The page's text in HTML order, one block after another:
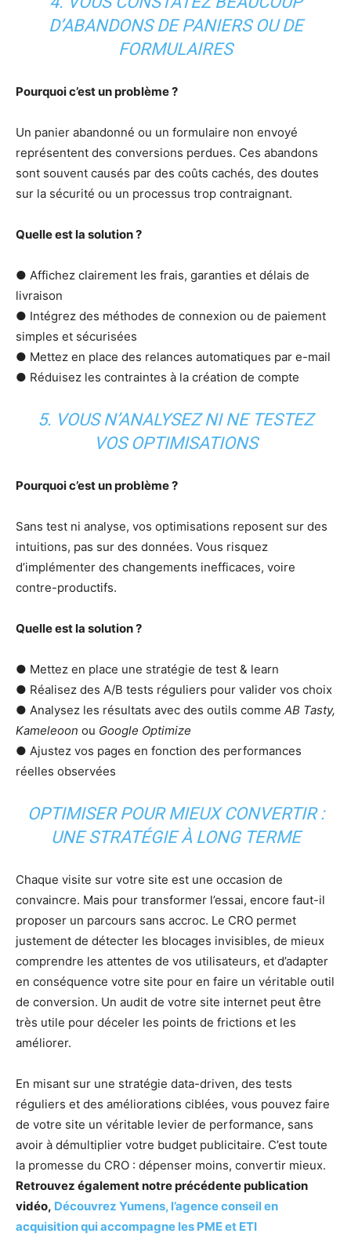
D’ABANDONS DE PANIERS OU DE
FORMULAIRES
Pourquoi c’est un problème ?
Un panier abandonné ou un formulaire non envoyé
représentent des conversions perdues. Ces abandons
sont souvent causés par des coûts cachés, des doutes
sur la sécurité ou un processus trop contraignant.
Quelle est la solution ?
● Affichez clairement les frais, garanties et délais de
livraison
● Intégrez des méthodes de connexion ou de paiement
simples et sécurisées
● Mettez en place des relances automatiques par e-mail
● Réduisez les contraintes à la création de compte
5. VOUS N’ANALYSEZ NI NE TESTEZ
VOS OPTIMISATIONS
Pourquoi c’est un problème ?
Sans test ni analyse, vos optimisations reposent sur des
intuitions, pas sur des données. Vous risquez
d’implémenter des changements inefficaces, voire
contre-productifs.
Quelle est la solution ?
● Mettez en place une stratégie de test & learn
● Réalisez des A/B tests réguliers pour valider vos choix
● Analysez les résultats avec des outils comme AB Tasty,
Kameleoon ou Google Optimize
● Ajustez vos pages en fonction des performances
réelles observées
OPTIMISER POUR MIEUX CONVERTIR :
UNE STRATÉGIE À LONG TERME
Chaque visite sur votre site est une occasion de
convaincre. Mais pour transformer l’essai, encore faut-il
proposer un parcours sans accroc. Le CRO permet
justement de détecter les blocages invisibles, de mieux
comprendre les attentes de vos utilisateurs, et d’adapter
en conséquence votre site pour en faire un véritable outil
de conversion. Un audit de votre site internet peut être
très utile pour déceler les points de frictions et les
améliorer.
En misant sur une stratégie data-driven, des tests
réguliers et des améliorations ciblées, vous pouvez faire
de votre site un véritable levier de performance, sans
avoir à démultiplier votre budget publicitaire. C’est toute
la promesse du CRO : dépenser moins, convertir mieux.
Retrouvez également notre précédente publication
vidéo, Découvrez Yumens, l’agence conseil en
acquisition qui accompagne les PME et ETI